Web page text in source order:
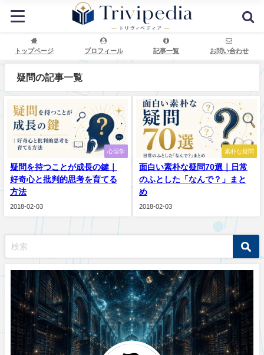
トップページ プロフィール 記事一覧 お問い合わせ
疑問の記事一覧
心理学
疑問を持つことが成長の鍵｜
好奇心と批判的思考を育てる
方法
2018-02-03
素朴な疑問
面白い素朴な疑問70選｜日常
のふとした「なんで？」まと
め
2018-02-03